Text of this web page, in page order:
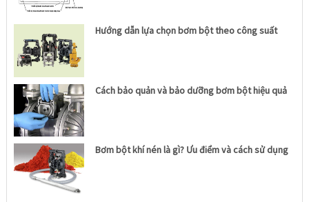
Hướng dẫn lựa chọn bơm bột theo công suất
Cách bảo quản và bảo dưỡng bơm bột hiệu quả
Bơm bột khí nén là gì? Ưu điểm và cách sử dụng